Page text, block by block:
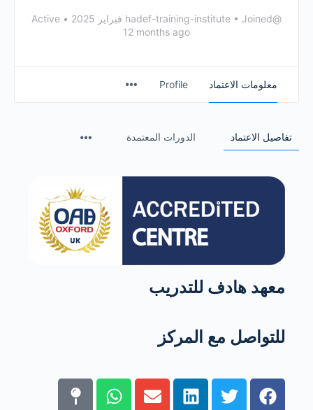
@hadef-training-institute
• Joined فبراير 2025 •
Active
12 months ago
معلومات الاعتماد Profile
تفاصيل الاعتماد الدورات المعتمدة
معهد هادف للتدريب
للتواصل مع المركز